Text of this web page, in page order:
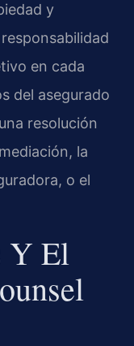
y
en cada
del asegurado
resolución
la
o el
Y El